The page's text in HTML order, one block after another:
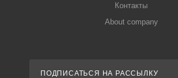
Контакты
About company
ПОДПИСАТЬСЯ НА РАССЫЛКУ